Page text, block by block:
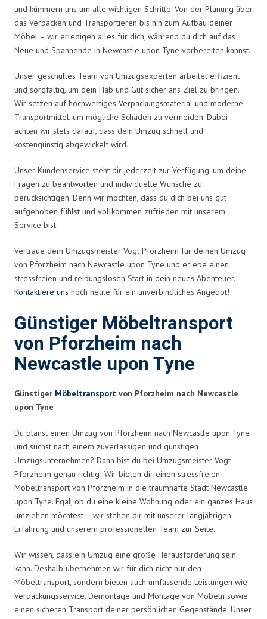
und kümmern uns um alle wichtigen Schritte. Von der Planung über
das Verpacken und Transportieren bis hin zum Aufbau deiner
Möbel – wir erledigen alles für dich, während du dich auf das
Neue und Spannende in Newcastle upon Tyne vorbereiten kannst.
Unser geschultes Team von Umzugsexperten arbeitet effizient
und sorgfältig, um dein Hab und Gut sicher ans Ziel zu bringen.
Wir setzen auf hochwertiges Verpackungsmaterial und moderne
Transportmittel, um mögliche Schäden zu vermeiden. Dabei
achten wir stets darauf, dass dein Umzug schnell und
kostengünstig abgewickelt wird.
Unser Kundenservice steht dir jederzeit zur Verfügung, um deine
Fragen zu beantworten und individuelle Wünsche zu
berücksichtigen. Denn wir möchten, dass du dich bei uns gut
aufgehoben fühlst und vollkommen zufrieden mit unserem
Service bist.
Vertraue dem Umzugsmeister Vogt Pforzheim für deinen Umzug
von Pforzheim nach Newcastle upon Tyne und erlebe einen
stressfreien und reibungslosen Start in dein neues Abenteuer.
Kontaktiere uns noch heute für ein unverbindliches Angebot!
Günstiger Möbeltransport
von Pforzheim nach
Newcastle upon Tyne
Günstiger Möbeltransport von Pforzheim nach Newcastle
upon Tyne
Du planst einen Umzug von Pforzheim nach Newcastle upon Tyne
und suchst nach einem zuverlässigen und günstigen
Umzugsunternehmen? Dann bist du bei Umzugsmeister Vogt
Pforzheim genau richtig! Wir bieten dir einen stressfreien
Möbeltransport von Pforzheim in die traumhafte Stadt Newcastle
upon Tyne. Egal, ob du eine kleine Wohnung oder ein ganzes Haus
umziehen möchtest – wir stehen dir mit unserer langjährigen
Erfahrung und unserem professionellen Team zur Seite.
Wir wissen, dass ein Umzug eine große Herausforderung sein
kann. Deshalb übernehmen wir für dich nicht nur den
Möbeltransport, sondern bieten auch umfassende Leistungen wie
Verpackungsservice, Demontage und Montage von Möbeln sowie
einen sicheren Transport deiner persönlichen Gegenstände. Unser